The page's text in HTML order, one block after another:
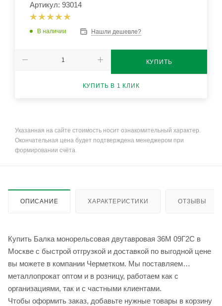
Артикул: 93014
В наличии Нашли дешевле?
КУПИТЬ
КУПИТЬ В 1 КЛИК
Указанная на сайте стоимость носит ознакомительный характер.
Окончательная цена будет подтверждена менеджером при
формировании счёта.
ОПИСАНИЕ ХАРАКТЕРИСТИКИ ОТЗЫВЫ
Купить Балка монорельсовая двутавровая 36М 09Г2С в
Москве с быстрой отгрузкой и доставкой по выгодной цене
вы можете в компании Черметком. Мы поставляем
металлопрокат оптом и в розницу, работаем как с
организациями, так и с частными клиентами.
Чтобы оформить заказ, добавьте нужные товары в корзину